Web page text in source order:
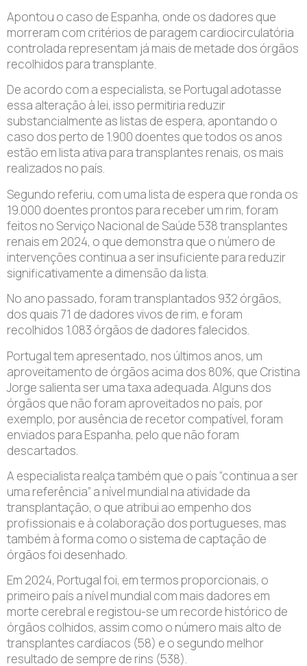
Apontou o caso de Espanha, onde os dadores que
morreram com critérios de paragem cardiocirculatória
controlada representam já mais de metade dos órgãos
recolhidos para transplante.
De acordo com a especialista, se Portugal adotasse
essa alteração à lei, isso permitiria reduzir
substancialmente as listas de espera, apontando o
caso dos perto de 1.900 doentes que todos os anos
estão em lista ativa para transplantes renais, os mais
realizados no país.
Segundo referiu, com uma lista de espera que ronda os
19.000 doentes prontos para receber um rim, foram
feitos no Serviço Nacional de Saúde 538 transplantes
renais em 2024, o que demonstra que o número de
intervenções continua a ser insuficiente para reduzir
significativamente a dimensão da lista.
No ano passado, foram transplantados 932 órgãos,
dos quais 71 de dadores vivos de rim, e foram
recolhidos 1.083 órgãos de dadores falecidos.
Portugal tem apresentado, nos últimos anos, um
aproveitamento de órgãos acima dos 80%, que Cristina
Jorge salienta ser uma taxa adequada. Alguns dos
órgãos que não foram aproveitados no país, por
exemplo, por ausência de recetor compatível, foram
enviados para Espanha, pelo que não foram
descartados.
A especialista realça também que o país “continua a ser
uma referência” a nível mundial na atividade da
transplantação, o que atribui ao empenho dos
profissionais e à colaboração dos portugueses, mas
também à forma como o sistema de captação de
órgãos foi desenhado.
Em 2024, Portugal foi, em termos proporcionais, o
primeiro país a nível mundial com mais dadores em
morte cerebral e registou-se um recorde histórico de
órgãos colhidos, assim como o número mais alto de
transplantes cardíacos (58) e o segundo melhor
resultado de sempre de rins (538).